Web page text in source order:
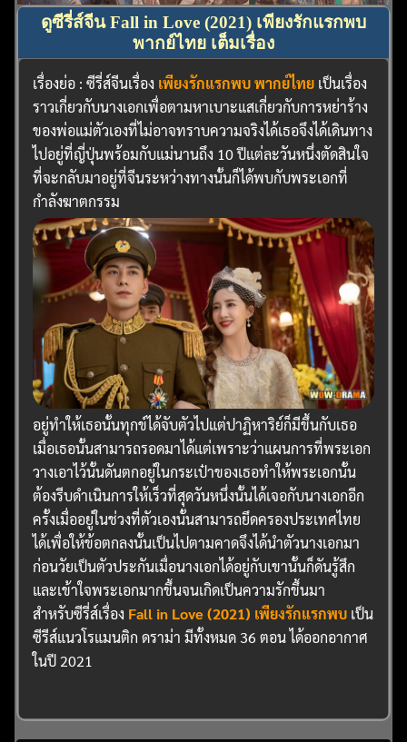
ดูซีรี่ส์จีน Fall in Love (2021) เพียงรักแรกพบ
พากย์ไทย เต็มเรื่อง
เรื่องย่อ : ซีรี่ส์จีนเรื่อง เพียงรักแรกพบ พากย์ไทย เป็นเรื่อง
ราวเกี่ยวกับนางเอกเพื่อตามหาเบาะแสเกี่ยวกับการหย่าร้าง
ของพ่อแม่ตัวเองที่ไม่อาจทราบความจริงได้เธอจึงได้เดินทาง
ไปอยู่ที่ญี่ปุ่นพร้อมกับแม่นานถึง 10 ปีแต่ละวันหนึ่งตัดสินใจ
ที่จะกลับมาอยู่ที่จีนระหว่างทางนั้นก็ได้พบกับพระเอกที่
กำลังฆาตกรรม
อยู่ทำให้เธอนั้นทุกข์ได้จับตัวไปแต่ปาฏิหาริย์ก็มีขึ้นกับเธอ
เมื่อเธอนั้นสามารถรอดมาได้แต่เพราะว่าแผนการที่พระเอก
วางเอาไว้นั้นดันตกอยู่ในกระเป๋าของเธอทำให้พระเอกนั้น
ต้องรีบดำเนินการให้เร็วที่สุดวันหนึ่งนั้นได้เจอกับนางเอกอีก
ครั้งเมื่ออยู่ในช่วงที่ตัวเองนั้นสามารถยึดครองประเทศไทย
ได้เพื่อให้ข้อตกลงนั้นเป็นไปตามคาดจึงได้นำตัวนางเอกมา
ก่อนวัยเป็นตัวประกันเมื่อนางเอกได้อยู่กับเขานั้นก็ดันรู้สึก
และเข้าใจพระเอกมากขึ้นจนเกิดเป็นความรักขึ้นมา
สำหรับซีรี่ส์เรื่อง Fall in Love (2021) เพียงรักแรกพบ เป็น
ซีรีส์แนวโรแมนติก ดราม่า มีทั้งหมด 36 ตอน ได้ออกอากาศ
ในปี 2021